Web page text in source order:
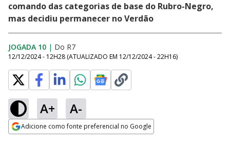
comando das categorias de base do Rubro-Negro,
mas decidiu permanecer no Verdão
JOGADA 10 | Do R7
12/12/2024 - 12H28 (ATUALIZADO EM 12/12/2024 - 22H16)
A+ A-
Adicione como fonte preferencial no Google